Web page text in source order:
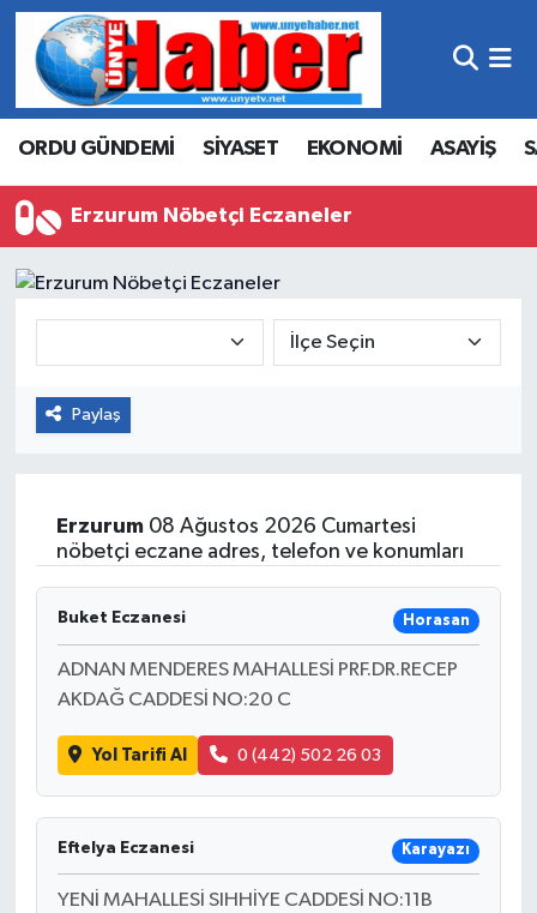
ORDU GÜNDEMİ SİYASET EKONOMİ ASAYİŞ
Erzurum Nöbetçi Eczaneler
Paylaş
Erzurum08 Ağustos 2026 Cumartesi
nöbetçi eczane adres, telefon ve konumları
Buket Eczanesi Horasan
ADNAN MENDERES MAHALLESİ PRF.DR.RECEP
AKDAĞ CADDESİ NO:20 C
Yol Tarifi Al 0 (442) 502 26 03
Eftelya Eczanesi Karayazı
YENİ MAHALLESİ SIHHİYE CADDESİ NO:11B
Hava Durumu
Trafik Durumu
Süper Lig Puan Durumu ve Fikstür
Tüm Manşetler
Son Dakika Haberleri
Haber Arşivi